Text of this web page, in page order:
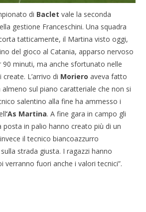
di Baclet vale la seconda
gestione Franceschini. Una squadra
tatticamente, il Martina visto oggi,
del gioco al Catania, apparso nervoso
90 minuti, ma anche sfortunato nelle
L’arrivo di Moriero aveva fatto
sul piano caratteriale che non si
salentino alla fine ha ammesso i
‘As Martina. A fine gara in campo gli
posta in palio hanno creato più di un
il tecnico biancoazzurro
strada giusta. I ragazzi hanno
verranno fuori anche i valori tecnici”.